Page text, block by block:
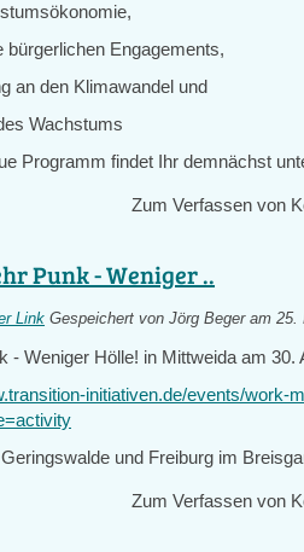
bürgerlichen Engagements,
an den Klimawandel und
Wachstums
Programm findet Ihr demnächst
Zum Verfassen von
Punk - Weniger ..
Link Gespeichert vonJörg Begeram 25.
- Weniger Hölle! in Mittweida am
initiativen.de/events/work-
und Freiburg im
Zum Verfassen von